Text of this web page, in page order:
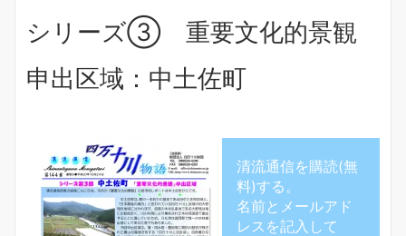
シリーズ③ 重要文化的景観
申出区域：中土佐町
清流通信を購読(無
料)する。
名前とメールアド
レスを記入して